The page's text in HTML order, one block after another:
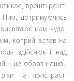
врешті-решт,
Ним, дотримуючись
нам чудо,
котрий встав на
здійснює і над
– це образ нашої,
та пристрасті